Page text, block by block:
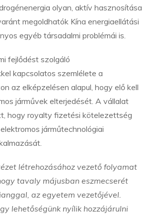
olyan, aktív hasznosítása
megoldhatók Kína energiaellátási
egyéb társadalmi problémái is.
fejlődést szolgáló
kapcsolatos szemlélete a
az elképzelésen alapul, hogy elő kell
járművek elterjedését. A vállalat
hogy royalty fizetési kötelezettség
járműtechnológiai
létrehozásához vezető folyamat
tavaly májusban eszmecserét
az egyetem vezetőjével.
lehetőségünk nyílik hozzájárulni